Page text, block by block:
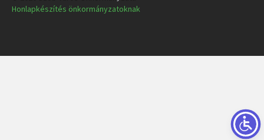
Honlapkészítés önkormányzatoknak